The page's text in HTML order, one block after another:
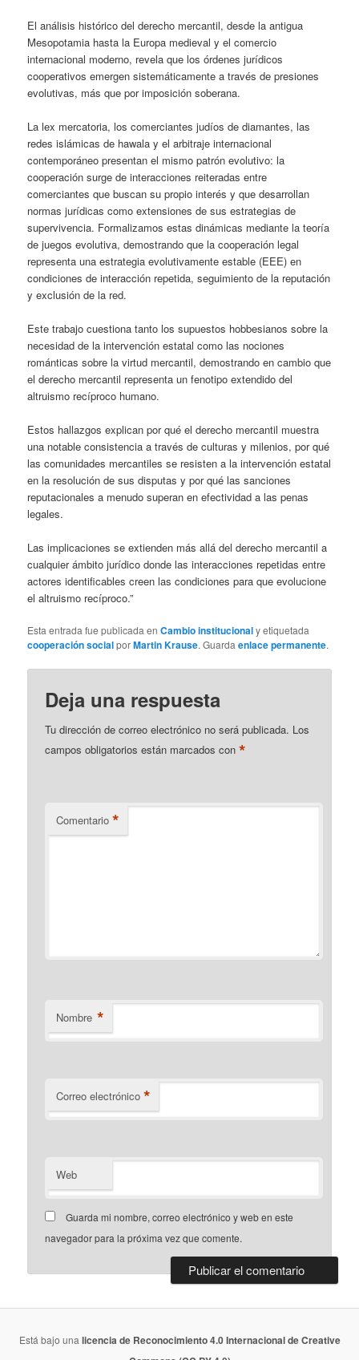
El análisis histórico del derecho mercantil, desde la antigua
Mesopotamia hasta la Europa medieval y el comercio
internacional moderno, revela que los órdenes jurídicos
cooperativos emergen sistemáticamente a través de presiones
evolutivas, más que por imposición soberana.
La lex mercatoria, los comerciantes judíos de diamantes, las
redes islámicas de hawala y el arbitraje internacional
contemporáneo presentan el mismo patrón evolutivo: la
cooperación surge de interacciones reiteradas entre
comerciantes que buscan su propio interés y que desarrollan
normas jurídicas como extensiones de sus estrategias de
supervivencia. Formalizamos estas dinámicas mediante la teoría
de juegos evolutiva, demostrando que la cooperación legal
representa una estrategia evolutivamente estable (EEE) en
condiciones de interacción repetida, seguimiento de la reputación
y exclusión de la red.
Este trabajo cuestiona tanto los supuestos hobbesianos sobre la
necesidad de la intervención estatal como las nociones
románticas sobre la virtud mercantil, demostrando en cambio que
el derecho mercantil representa un fenotipo extendido del
altruismo recíproco humano.
Estos hallazgos explican por qué el derecho mercantil muestra
una notable consistencia a través de culturas y milenios, por qué
las comunidades mercantiles se resisten a la intervención estatal
en la resolución de sus disputas y por qué las sanciones
reputacionales a menudo superan en efectividad a las penas
legales.
Las implicaciones se extienden más allá del derecho mercantil a
cualquier ámbito jurídico donde las interacciones repetidas entre
actores identificables creen las condiciones para que evolucione
el altruismo recíproco.”
Esta entrada fue publicada enCambio institucionaly etiquetada
cooperación socialporMartin Krause. Guardaenlace permanente.
Deja una respuesta
Tu dirección de correo electrónico no será publicada. Los
campos obligatorios están marcados con*
Comentario *
Nombre *
Correo electrónico *
Web
Guarda mi nombre, correo electrónico y web en este
navegador para la próxima vez que comente.
Está bajo una licencia de Reconocimiento 4.0 Internacional de Creative